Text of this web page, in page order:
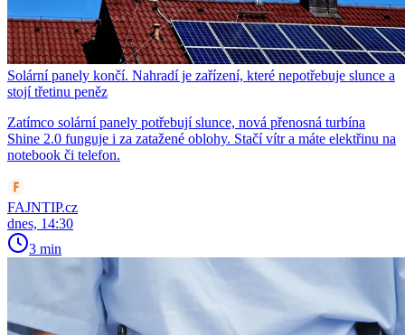
Solární panely končí. Nahradí je zařízení, které nepotřebuje slunce a
stojí třetinu peněz
Zatímco solární panely potřebují slunce, nová přenosná turbína
Shine 2.0 funguje i za zatažené oblohy. Stačí vítr a máte elektřinu na
notebook či telefon.
FAJNTIP.cz
dnes, 14:30
3 min